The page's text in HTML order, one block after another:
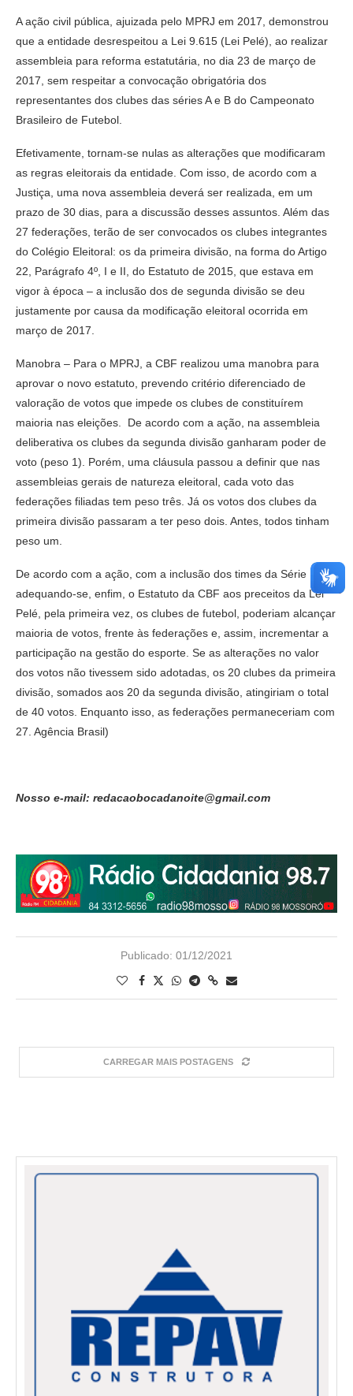
A ação civil pública, ajuizada pelo MPRJ em 2017, demonstrou
que a entidade desrespeitou a Lei 9.615 (Lei Pelé), ao realizar
assembleia para reforma estatutária, no dia 23 de março de
2017, sem respeitar a convocação obrigatória dos
representantes dos clubes das séries A e B do Campeonato
Brasileiro de Futebol.
Efetivamente, tornam-se nulas as alterações que modificaram
as regras eleitorais da entidade. Com isso, de acordo com a
Justiça, uma nova assembleia deverá ser realizada, em um
prazo de 30 dias, para a discussão desses assuntos. Além das
27 federações, terão de ser convocados os clubes integrantes
do Colégio Eleitoral: os da primeira divisão, na forma do Artigo
22, Parágrafo 4º, I e II, do Estatuto de 2015, que estava em
vigor à época – a inclusão dos de segunda divisão se deu
justamente por causa da modificação eleitoral ocorrida em
março de 2017.
Manobra – Para o MPRJ, a CBF realizou uma manobra para
aprovar o novo estatuto, prevendo critério diferenciado de
valoração de votos que impede os clubes de constituírem
maioria nas eleições. De acordo com a ação, na assembleia
deliberativa os clubes da segunda divisão ganharam poder de
voto (peso 1). Porém, uma cláusula passou a definir que nas
assembleias gerais de natureza eleitoral, cada voto das
federações filiadas tem peso três. Já os votos dos clubes da
primeira divisão passaram a ter peso dois. Antes, todos tinham
peso um.
De acordo com a ação, com a inclusão dos times da Série B,
adequando-se, enfim, o Estatuto da CBF aos preceitos da Lei
Pelé, pela primeira vez, os clubes de futebol, poderiam alcançar
maioria de votos, frente às federações e, assim, incrementar a
participação na gestão do esporte. Se as alterações no valor
dos votos não tivessem sido adotadas, os 20 clubes da primeira
divisão, somados aos 20 da segunda divisão, atingiriam o total
de 40 votos. Enquanto isso, as federações permaneceriam com
27. Agência Brasil)
Nosso e-mail: redacaobocadanoite@gmail.com
Publicado: 01/12/2021
CARREGAR MAIS POSTAGENS